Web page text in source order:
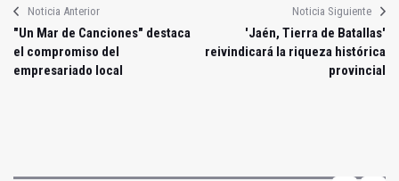
Noticia Anterior
"Un Mar de Canciones" destaca
el compromiso del
empresariado local
Noticia Siguiente
'Jaén, Tierra de Batallas'
reivindicará la riqueza histórica
provincial